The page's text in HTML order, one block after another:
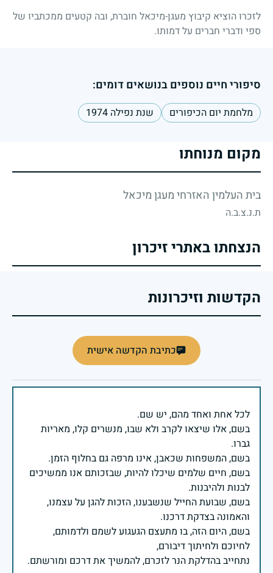
לזכרו הוציא קיבוץ מעגן-מיכאל חוברת, ובה קטעים ממכתביו של
ספי ודברי חברים על דמותו.
סיפורי חיים נוספים בנושאים דומים:
מלחמת יום הכיפורים שנת נפילה 1974
מקום מנוחתו
בית העלמין האזרחי מעגן מיכאל
ת.נ.צ.ב.ה
הנצחתו באתרי זיכרון
הקדשות וזיכרונות
כתיבת הקדשה אישית
בשם, אלו שיצאו לקרב ולא שבו, מנשרים קלו, מאריות
בשם, חיים שלמים שיכלו להיות, שבזכותם אנו ממשיכים
בשם, שבועת החייל שנשבענו, הזכות להגן על עצמנו,
בשם, היום הזה, בו מתעצם הגעגוע לשמם ולדמותם,
נתחייב בהדלקת הנר לזכרם, להמשיך את דרכם ומורשתם.